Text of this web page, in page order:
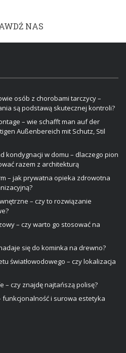
NAS
osób z chorobami tarczycy –
są podstawą skutecznej kontroli?
– wie schafft man auf der
Außenbereich mit Schutz, Stil
kondygnacji w domu – dlaczego pion
razem z architekturą
– jak prywatna opieka zdrowotna
– czy to rozwiązanie
– czy warto go stosować na
się do kominka na drewno?
światłowodowego – czy lokalizacja
– czy znajdę najtańszą polisę?
funkcjonalność i surowa estetyka